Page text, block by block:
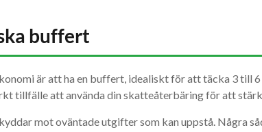
buffert
är att ha en buffert, idealiskt för att täcka 3 till
tillfälle att använda din skatteåterbäring för att
mot oväntade utgifter som kan uppstå. Några